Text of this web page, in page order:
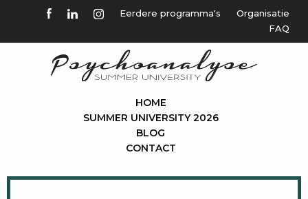
Eerdere programma's
Organisatie
FAQ
HOME
SUMMER UNIVERSITY 2026
BLOG
CONTACT